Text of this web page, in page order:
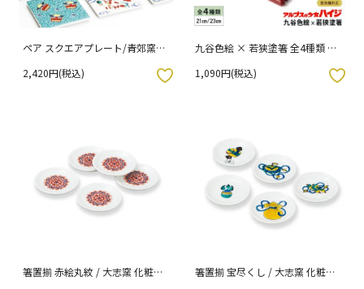
ペア スクエアプレート/青郊窯
り）
2,420円(税込)
九谷色絵 × 若狭塗箸 全4種類 ア
/ 青郊窯 （専用パッケージ入り）
1,090円(税込)
お気に入りボタン
箸置揃 赤絵丸紋 / 大志窯 化粧箱
箸置揃 宝尽くし / 大志窯 化粧箱